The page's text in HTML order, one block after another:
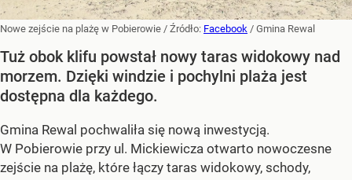
Nowe zejście na plażę w Pobierowie / Źródło: Facebook / Gmina Rewal
Tuż obok klifu powstał nowy taras widokowy nad
morzem. Dzięki windzie i pochylni plaża jest
dostępna dla każdego.
Gmina Rewal pochwaliła się nową inwestycją.
W Pobierowie przy ul. Mickiewicza otwarto nowoczesne
zejście na plażę, które łączy taras widokowy, schody,